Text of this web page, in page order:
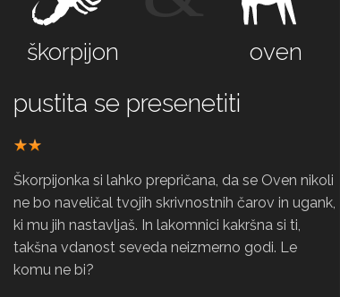
škorpijon oven
pustita se presenetiti
Škorpijonka si lahko prepričana, da se Oven nikoli
ne bo naveličal tvojih skrivnostnih čarov in ugank,
ki mu jih nastavljaš. In lakomnici kakršna si ti,
takšna vdanost seveda neizmerno godi. Le
komu ne bi?